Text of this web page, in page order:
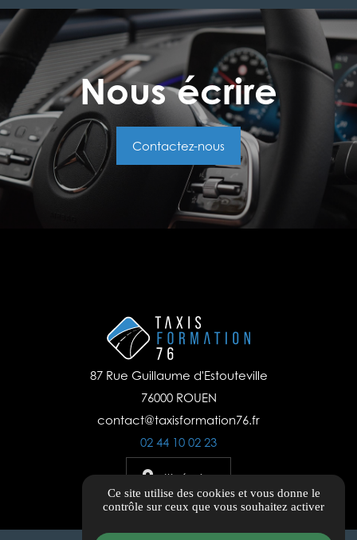
Nous écrire
Contactez-nous
87 Rue Guillaume d'Estouteville
76000 ROUEN
contact@taxisformation76.fr
02 44 10 02 23
Itinéraire
Ce site utilise des cookies et vous donne le
contrôle sur ceux que vous souhaitez activer